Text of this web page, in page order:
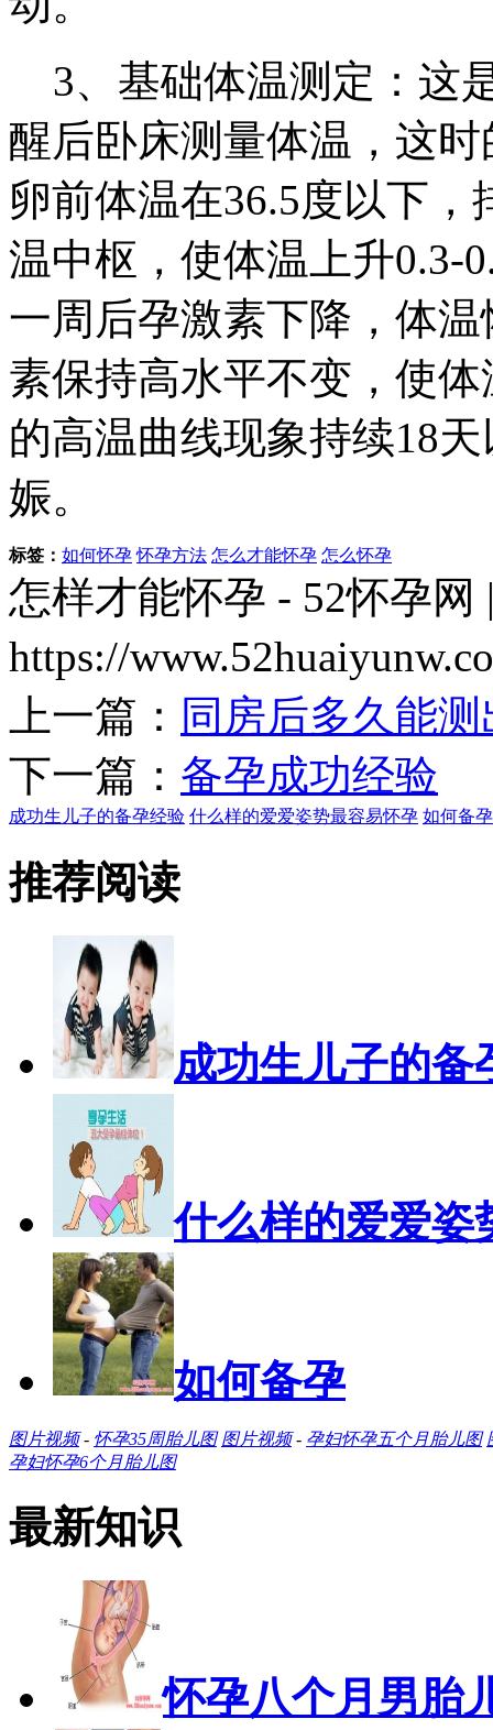
3、基础体温测定：这
醒后卧床测量体温，这
卵前体温在36.5度以下
温中枢，使体温上升0.3-
一周后孕激素下降，体
素保持高水平不变，使
的高温曲线现象持续18
娠。
标签： 如何怀孕 怀孕方法 怎么才能怀孕 怎么怀孕
怎样才能怀孕 - 52怀孕网
https://
上一篇： 同房后多久能
下一篇： 备孕成功经验
成功生儿子的备孕经验 什么样的爱爱姿势最容易怀孕 如何备孕
推荐阅读
成功生儿子的备
什么样的爱爱姿
如何备孕
图片视频- 怀孕35周胎儿图 图片视频- 孕妇怀孕五个月胎儿图
孕妇怀孕6个月胎儿图
最新知识
怀孕八个月男胎